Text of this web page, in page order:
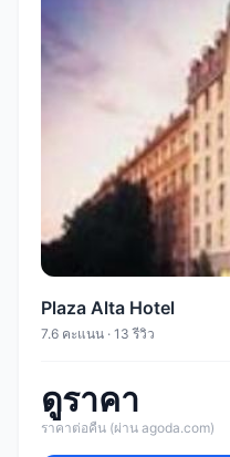
Plaza Alta Hotel
7.6 คะแนน · 13 รีวิว
ดูราคา
ราคาต่อคืน (ผ่าน agoda.com)